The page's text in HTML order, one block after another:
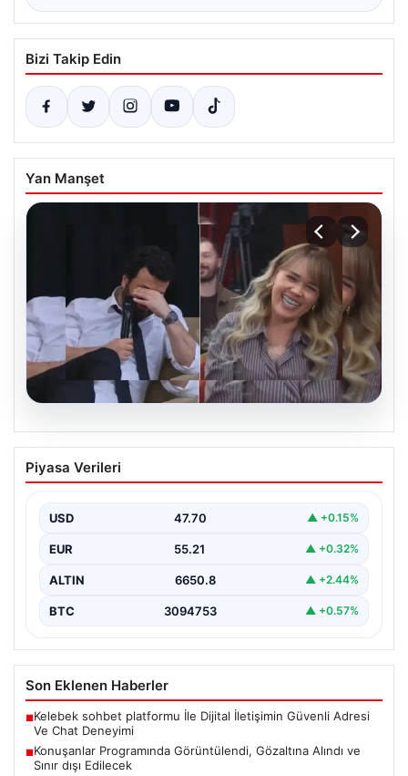
Bizi Takip Edin
Yan Manşet
Konuşanlar Programında Görüntülendi,
Gözaltına Alındı ve Sınır dışı Edilecek
tanınan Hasan Can Kaya’nın sunumuyla ekrana gelen…
Piyasa Verileri
USD 47.70 ▲ +0.15%
EUR 55.21 ▲ +0.32%
ALTIN 6650.8 ▲ +2.44%
BTC 3094753 ▲ +0.57%
Son Eklenen Haberler
■Kelebek sohbet platformu İle Dijital İletişimin Güvenli Adresi
Ve Chat Deneyimi
■Konuşanlar Programında Görüntülendi, Gözaltına Alındı ve
Sınır dışı Edilecek